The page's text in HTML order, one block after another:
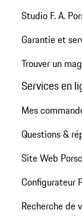
Studio F. A.
Garantie et
Trouver un
Services en
Mes
Questions &
Site Web
Configurateur
Recherche de